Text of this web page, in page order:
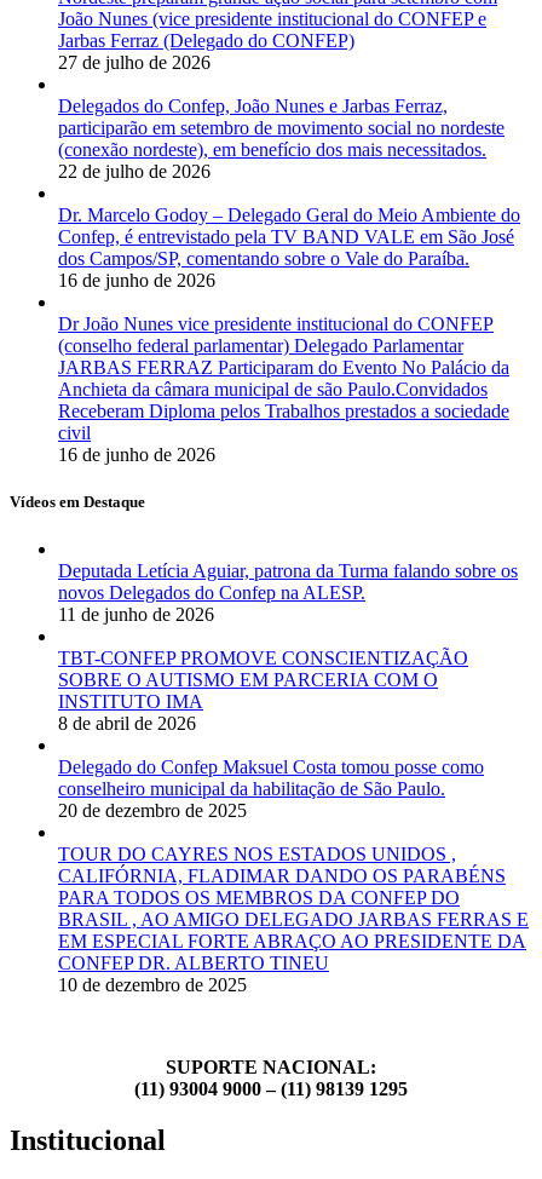
João Nunes (vice presidente institucional do CONFEP e
Jarbas Ferraz (Delegado do CONFEP)
27 de julho de 2026
Delegados do Confep, João Nunes e Jarbas Ferraz,
participarão em setembro de movimento social no nordeste
(conexão nordeste), em benefício dos mais necessitados.
22 de julho de 2026
Dr. Marcelo Godoy – Delegado Geral do Meio Ambiente do
Confep, é entrevistado pela TV BAND VALE em São José
dos Campos/SP, comentando sobre o Vale do Paraíba.
16 de junho de 2026
Dr João Nunes vice presidente institucional do CONFEP
(conselho federal parlamentar) Delegado Parlamentar
JARBAS FERRAZ Participaram do Evento No Palácio da
Anchieta da câmara municipal de são Paulo.Convidados
Receberam Diploma pelos Trabalhos prestados a sociedade
civil
16 de junho de 2026
Vídeos em Destaque
Deputada Letícia Aguiar, patrona da Turma falando sobre os
novos Delegados do Confep na ALESP.
11 de junho de 2026
TBT-CONFEP PROMOVE CONSCIENTIZAÇÃO
SOBRE O AUTISMO EM PARCERIA COM O
INSTITUTO IMA
8 de abril de 2026
Delegado do Confep Maksuel Costa tomou posse como
conselheiro municipal da habilitação de São Paulo.
20 de dezembro de 2025
TOUR DO CAYRES NOS ESTADOS UNIDOS ,
CALIFÓRNIA, FLADIMAR DANDO OS PARABÉNS
PARA TODOS OS MEMBROS DA CONFEP DO
BRASIL , AO AMIGO DELEGADO JARBAS FERRAS E
EM ESPECIAL FORTE ABRAÇO AO PRESIDENTE DA
CONFEP DR. ALBERTO TINEU
10 de dezembro de 2025
SUPORTE NACIONAL:
(11) 93004 9000 – (11) 98139 1295
Institucional